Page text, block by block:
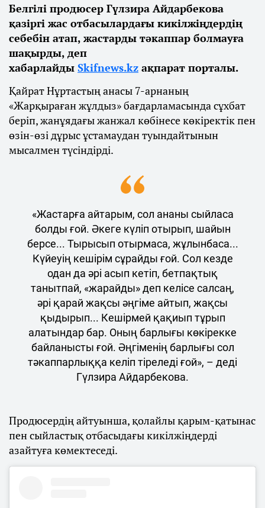
Белгілі продюсер Гүлзира Айдарбекова
қазіргі жас отбасылардағы кикілжіңдердің
себебін атап, жастарды тәкаппар болмауға
шақырды, деп
хабарлайды Skifnews.kz ақпарат порталы.
Қайрат Нұртастың анасы 7-арнаның
«Жарқыраған жұлдыз» бағдарламасында сұхбат
беріп, жанұядағы жанжал көбінесе көкіректік пен
өзін-өзі дұрыс ұстамаудан туындайтынын
мысалмен түсіндірді.
«Жастарға айтарым, сол ананы сыйласа
болды ғой. Әкеге күліп отырып, шайын
берсе... Тырысып отырмаса, жұлынбаса...
Күйеуің кешірім сұрайды ғой. Сол кезде
одан да әрі асып кетіп, бетпақтық
танытпай, «жарайды» деп келісе салсаң,
әрі қарай жақсы әңгіме айтып, жақсы
қыдырып... Кешірмей қақиып тұрып
алатындар бар. Оның барлығы көкірекке
байланысты ғой. Әңгіменің барлығы сол
тәкаппарлыққа келіп тіреледі ғой», – деді
Гүлзира Айдарбекова.
Продюсердің айтуынша, қолайлы қарым-қатынас
пен сыйластық отбасыдағы кикілжіңдерді
азайтуға көмектеседі.